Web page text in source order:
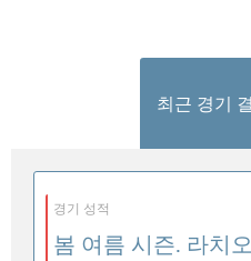
최근 경기
경기 성적
봄 여름 시즌. 라치오